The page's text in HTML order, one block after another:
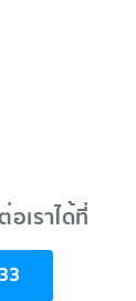
เราได้ที่